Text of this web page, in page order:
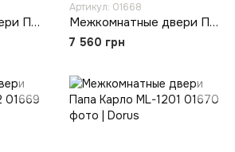
Межкомнатные двери Папа Карло ML-1002
Артикул: 01668
Межкомнатные двери Папа Карло ML-1101
7 560 грн